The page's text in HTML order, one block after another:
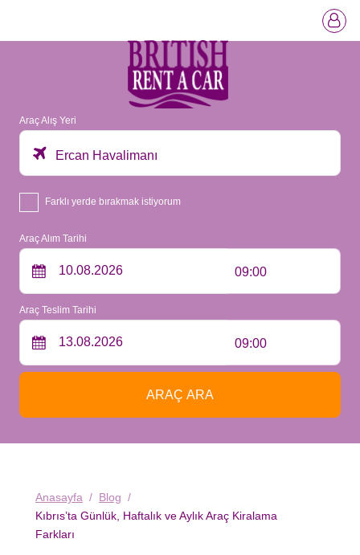
Araç Alış Yeri
Ercan Havalimanı
Farklı yerde bırakmak istiyorum
Araç Alım Tarihi
09:00
Araç Teslim Tarihi
09:00
ARAÇ ARA
Anasayfa
Blog
Kıbrıs’ta Günlük, Haftalık ve Aylık Araç Kiralama
Farkları